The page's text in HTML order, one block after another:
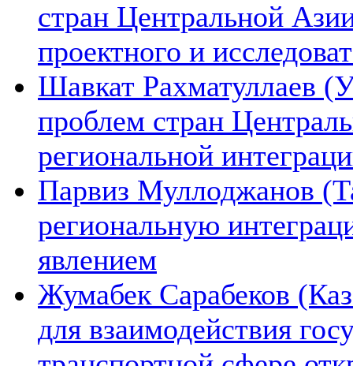
стран Центральной
проектного и
Шавкат Рахматуллаев
проблем стран
региональной
Парвиз Муллоджанов
региональную
явлением
Жумабек Сарабеков
для взаимодействия